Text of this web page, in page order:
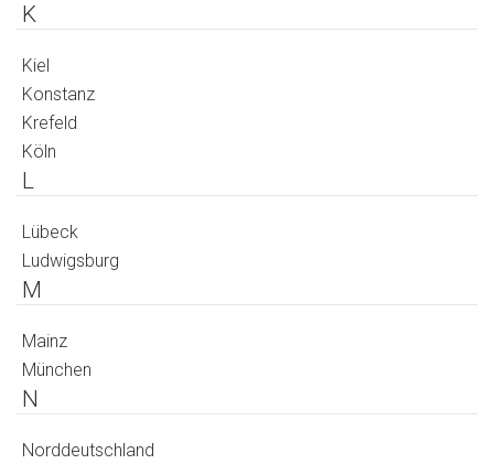
K
Kiel
Konstanz
Krefeld
Köln
L
Lübeck
Ludwigsburg
M
Mainz
München
N
Norddeutschland